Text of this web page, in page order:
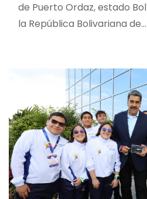
de Puerto Ordaz, estado
la República Bolivariana de…